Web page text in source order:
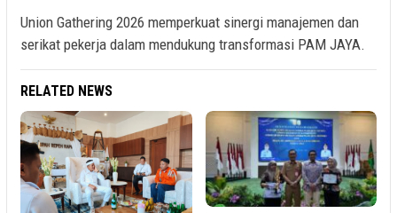
Union Gathering 2026 memperkuat sinergi manajemen dan
serikat pekerja dalam mendukung transformasi PAM JAYA.
RELATED NEWS